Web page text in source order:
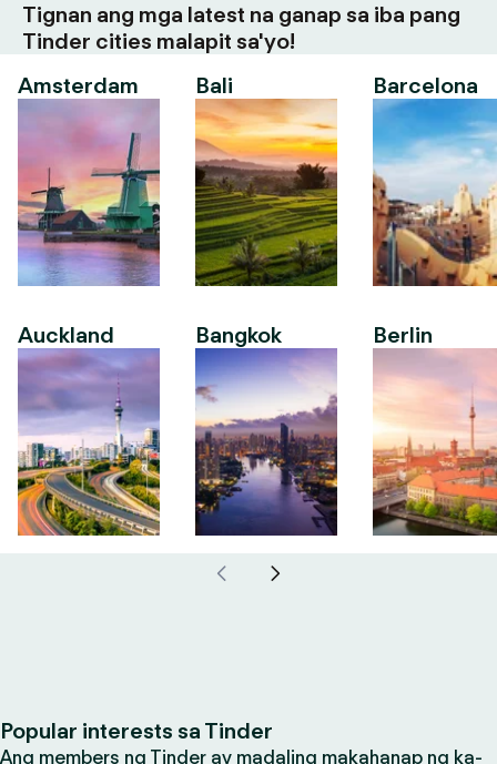
Tignan ang mga latest na ganap sa iba pang
Tinder cities malapit sa'yo!
Amsterdam
Auckland
Bali
Bangkok
Barcelona
Berlin
Popular interests sa Tinder
Ang members ng Tinder ay madaling makahanap ng ka-